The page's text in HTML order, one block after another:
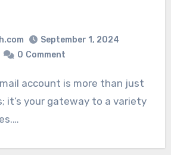
September 1, 2024
0 Comment
it’s your gateway to a variety